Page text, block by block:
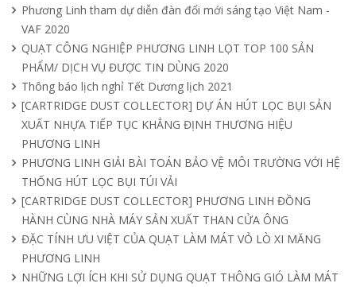
11/04/2025
Quạt nồi hơi công nghiệp và cách phân
loại theo mục đích sử dụng chuẩn nhất
04/04/2025
Phương Linh tham dự diễn đàn đổi mới sáng tạo Việt Nam -
VAF 2020
QUẠT CÔNG NGHIỆP PHƯƠNG LINH LỌT TOP 100 SẢN
PHẨM/ DỊCH VỤ ĐƯỢC TIN DÙNG 2020
Thông báo lịch nghỉ Tết Dương lịch 2021
[CARTRIDGE DUST COLLECTOR] DỰ ÁN HÚT LỌC BỤI SẢN
XUẤT NHỰA TIẾP TỤC KHẲNG ĐỊNH THƯƠNG HIỆU
PHƯƠNG LINH
PHƯƠNG LINH GIẢI BÀI TOÁN BẢO VỆ MÔI TRƯỜNG VỚI HỆ
THỐNG HÚT LỌC BỤI TÚI VẢI
[CARTRIDGE DUST COLLECTOR] PHƯƠNG LINH ĐỒNG
HÀNH CÙNG NHÀ MÁY SẢN XUẤT THAN CỬA ÔNG
ĐẶC TÍNH ƯU VIỆT CỦA QUẠT LÀM MÁT VỎ LÒ XI MĂNG
PHƯƠNG LINH
NHỮNG LỢI ÍCH KHI SỬ DỤNG QUẠT THÔNG GIÓ LÀM MÁT